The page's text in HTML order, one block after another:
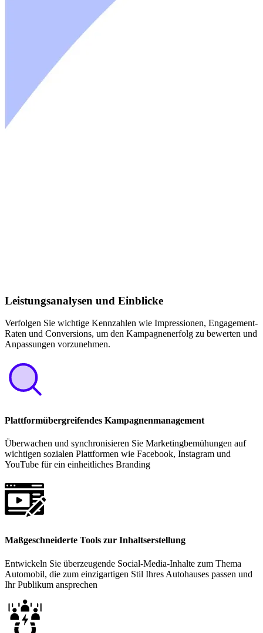
Leistungsanalysen und Einblicke
Verfolgen Sie wichtige Kennzahlen wie Impressionen, Engagement-
Raten und Conversions, um den Kampagnenerfolg zu bewerten und
Anpassungen vorzunehmen.
Plattformübergreifendes Kampagnenmanagement
Überwachen und synchronisieren Sie Marketingbemühungen auf
wichtigen sozialen Plattformen wie Facebook, Instagram und
YouTube für ein einheitliches Branding
Maßgeschneiderte Tools zur Inhaltserstellung
Entwickeln Sie überzeugende Social-Media-Inhalte zum Thema
Automobil, die zum einzigartigen Stil Ihres Autohauses passen und
Ihr Publikum ansprechen